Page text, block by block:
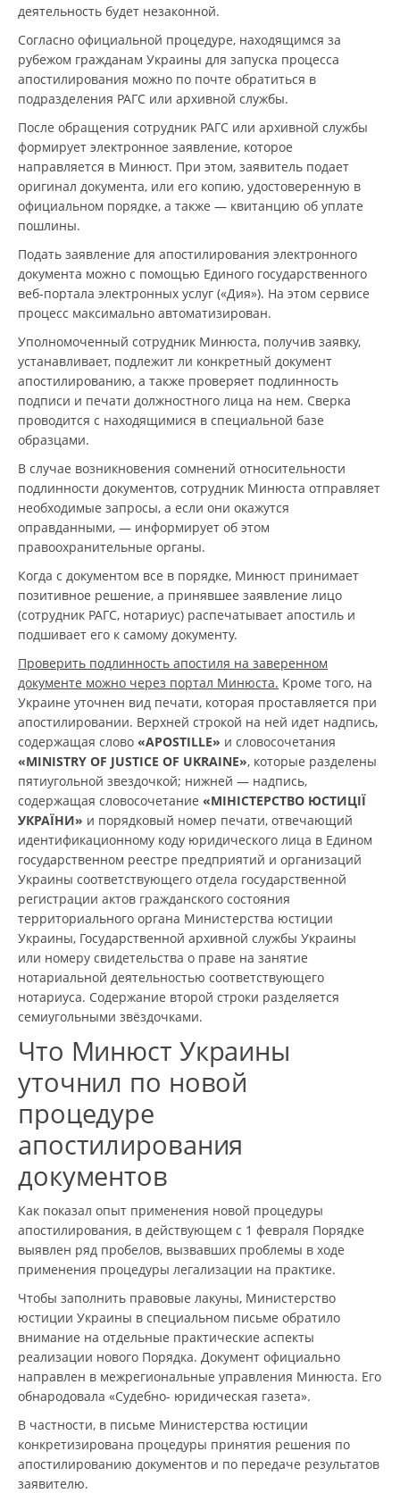
деятельность будет незаконной.
Согласно официальной процедуре, находящимся за
рубежом гражданам Украины для запуска процесса
апостилирования можно по почте обратиться в
подразделения РАГС или архивной службы.
После обращения сотрудник РАГС или архивной службы
формирует электронное заявление, которое
направляется в Минюст. При этом, заявитель подает
оригинал документа, или его копию, удостоверенную в
официальном порядке, а также — квитанцию об уплате
пошлины.
Подать заявление для апостилирования электронного
документа можно с помощью Единого государственного
веб-портала электронных услуг («Дия»). На этом сервисе
процесс максимально автоматизирован.
Уполномоченный сотрудник Минюста, получив заявку,
устанавливает, подлежит ли конкретный документ
апостилированию, а также проверяет подлинность
подписи и печати должностного лица на нем. Сверка
проводится с находящимися в специальной базе
образцами.
В случае возникновения сомнений относительности
подлинности документов, сотрудник Минюста отправляет
необходимые запросы, а если они окажутся
оправданными, — информирует об этом
правоохранительные органы.
Когда с документом все в порядке, Минюст принимает
позитивное решение, а принявшее заявление лицо
(сотрудник РАГС, нотариус) распечатывает апостиль и
подшивает его к самому документу.
Проверить подлинность апостиля на заверенном
документе можно через портал Минюста. Кроме того, на
Украине уточнен вид печати, которая проставляется при
апостилировании. Верхней строкой на ней идет надпись,
содержащая слово «APOSTILLE» и словосочетания
«MINISTRY OF JUSTICE OF UKRAINE», которые разделены
пятиугольной звездочкой; нижней — надпись,
содержащая словосочетание «МІНІСТЕРСТВО ЮСТИЦІЇ
УКРАЇНИ» и порядковый номер печати, отвечающий
идентификационному коду юридического лица в Едином
государственном реестре предприятий и организаций
Украины соответствующего отдела государственной
регистрации актов гражданского состояния
территориального органа Министерства юстиции
Украины, Государственной архивной службы Украины
или номеру свидетельства о праве на занятие
нотариальной деятельностью соответствующего
нотариуса. Содержание второй строки разделяется
семиугольными звёздочками.
Что Минюст Украины
уточнил по новой
процедуре
апостилирования
документов
Как показал опыт применения новой процедуры
апостилирования, в действующем с 1 февраля Порядке
выявлен ряд пробелов, вызвавших проблемы в ходе
применения процедуры легализации на практике.
Чтобы заполнить правовые лакуны, Министерство
юстиции Украины в специальном письме обратило
внимание на отдельные практические аспекты
реализации нового Порядка. Документ официально
направлен в межрегиональные управления Минюста. Его
обнародовала «Судебно- юридическая газета».
В частности, в письме Министерства юстиции
конкретизирована процедуры принятия решения по
апостилированию документов и по передаче результатов
заявителю.